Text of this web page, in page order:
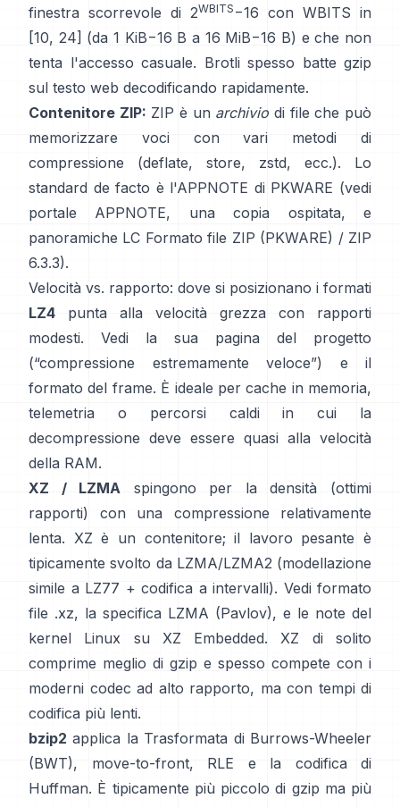
finestra scorrevole di 2WBITS −16 con WBITS in
[10, 24] (da 1 KiB−16 B a 16 MiB−16 B) e che non
tenta l'accesso casuale. Brotli spesso batte gzip
sul testo web decodificando rapidamente.
Contenitore ZIP: ZIP è un archivio di file che può
memorizzare voci con vari metodi di
compressione (deflate, store, zstd, ecc.). Lo
standard de facto è l'APPNOTE di PKWARE (vedi
portale APPNOTE, una copia ospitata, e
panoramiche LC Formato file ZIP (PKWARE) / ZIP
6.3.3).
Velocità vs. rapporto: dove si posizionano i formati
LZ4 punta alla velocità grezza con rapporti
modesti. Vedi la sua
pagina del progetto
(“compressione estremamente veloce”) e il
formato del frame. È ideale per cache in memoria,
telemetria o percorsi caldi in cui la
decompressione deve essere quasi alla velocità
della RAM.
XZ / LZMA spingono per la densità (ottimi
rapporti) con una compressione relativamente
lenta. XZ è un contenitore; il lavoro pesante è
tipicamente svolto da LZMA/LZMA2 (modellazione
simile a LZ77 + codifica a intervalli). Vedi formato
file .xz, la specifica LZMA (Pavlov), e le note del
kernel Linux
su XZ Embedded. XZ di solito
comprime meglio di gzip e spesso compete con i
moderni codec ad alto rapporto, ma con tempi di
codifica più lenti.
bzip2 applica la Trasformata di Burrows-Wheeler
(BWT), move-to-front, RLE e la codifica di
Huffman. È tipicamente più piccolo di gzip ma più